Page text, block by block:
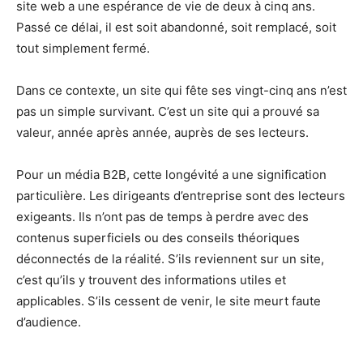
site web a une espérance de vie de deux à cinq ans.
Passé ce délai, il est soit abandonné, soit remplacé, soit
tout simplement fermé.
Dans ce contexte, un site qui fête ses vingt-cinq ans n’est
pas un simple survivant. C’est un site qui a prouvé sa
valeur, année après année, auprès de ses lecteurs.
Pour un média B2B, cette longévité a une signification
particulière. Les dirigeants d’entreprise sont des lecteurs
exigeants. Ils n’ont pas de temps à perdre avec des
contenus superficiels ou des conseils théoriques
déconnectés de la réalité. S’ils reviennent sur un site,
c’est qu’ils y trouvent des informations utiles et
applicables. S’ils cessent de venir, le site meurt faute
d’audience.